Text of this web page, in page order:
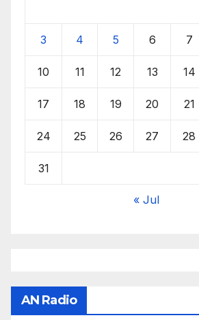
3 4 5 6 7
10 11 12 13 14
17 18 19 20 21
24 25 26 27 28
31
« Jul
AN Radio